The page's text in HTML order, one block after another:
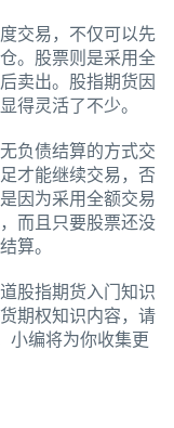
交易，不仅可以先
。股票则是采用全
卖出。股指期货因
得灵活了不少。
负债结算的方式交
才能继续交易，否
因为采用全额交易
而且只要股票还没
算。
股指期货入门知识
期权知识内容，请
小编将为你收集更